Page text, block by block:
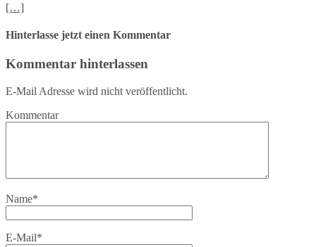
[…]
Hinterlasse jetzt einen Kommentar
Kommentar hinterlassen
E-Mail Adresse wird nicht veröffentlicht.
Kommentar
Name*
E-Mail*